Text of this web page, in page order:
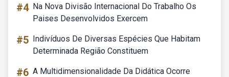
#4 Na Nova Divisão Internacional Do Trabalho Os
Paises Desenvolvidos Exercem
#5 Indivíduos De Diversas Espécies Que Habitam
Determinada Região Constituem
#6 A Multidimensionalidade Da Didática Ocorre